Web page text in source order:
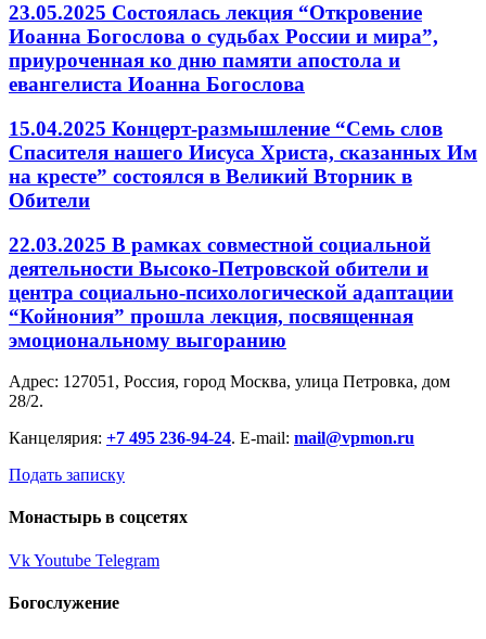
23.05.2025 Состоялась лекция “Откровение
Иоанна Богослова о судьбах России и мира”,
приуроченная ко дню памяти апостола и
евангелиста Иоанна Богослова
15.04.2025 Концерт-размышление “Семь слов
Спасителя нашего Иисуса Христа, сказанных Им
на кресте” состоялся в Великий Вторник в
Обители
22.03.2025 В рамках совместной социальной
деятельности Высоко-Петровской обители и
центра социально-психологической адаптации
“Койнония” прошла лекция, посвященная
эмоциональному выгоранию
Адрес: 127051, Россия, город Москва, улица Петровка, дом
28/2.
Канцелярия: +7 495 236-94-24. E-mail: mail@vpmon.ru
Подать записку
Монастырь в соцсетях
VkYoutube Telegram
Богослужение